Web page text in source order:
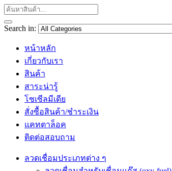
Search in:
หน้าหลัก
เกี่ยวกับเรา
สินค้า
สาระน่ารู้
โซเซีลมีเดีย
สั่งซื้อสินค้า/ชำระเงิน
แคทตาล็อค
ติดต่อสอบถาม
ลวดเชื่อมประเภทต่าง ๆ